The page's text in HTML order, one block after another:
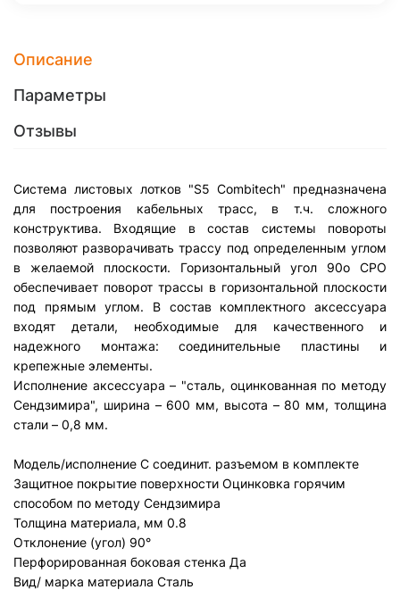
Описание
Параметры
Отзывы
Система листовых лотков "S5 Combitech" предназначена
для построения кабельных трасс, в т.ч. сложного
конструктива. Входящие в состав системы повороты
позволяют разворачивать трассу под определенным углом
в желаемой плоскости. Горизонтальный угол 90о СРО
обеспечивает поворот трассы в горизонтальной плоскости
под прямым углом. В состав комплектного аксессуара
входят детали, необходимые для качественного и
надежного монтажа: соединительные пластины и
крепежные элементы.
Исполнение аксессуара – "сталь, оцинкованная по методу
Сендзимира", ширина – 600 мм, высота – 80 мм, толщина
стали – 0,8 мм.
Модель/исполнение С соединит. разъемом в комплекте
Защитное покрытие поверхности Оцинковка горячим
способом по методу Сендзимира
Толщина материала, мм 0.8
Отклонение (угол) 90°
Перфорированная боковая стенка Да
Вид/ марка материала Сталь